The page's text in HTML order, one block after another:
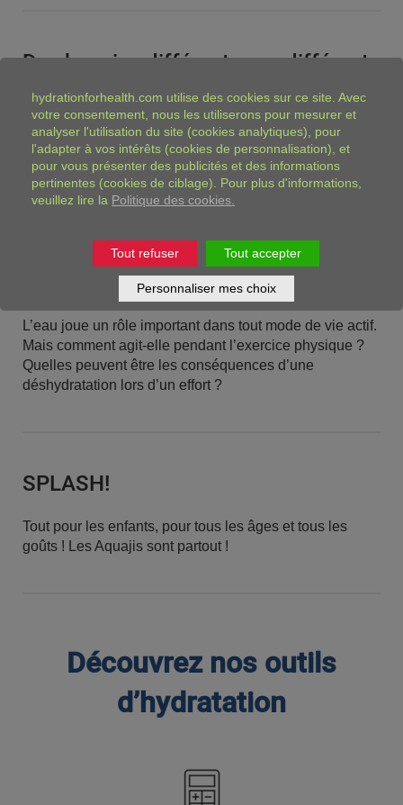
Des besoins différents aux différents
stades de la vie
Les besoins en eau évoluent avec le temps, alors quelle
quantité d’eau nous faut-il à chaque étape de notre vie ?
Hydratation saine et activités
physiques
L’eau joue un rôle important dans tout mode de vie actif.
Mais comment agit-elle pendant l’exercice physique ?
Quelles peuvent être les conséquences d’une
déshydratation lors d’un effort ?
SPLASH!
Tout pour les enfants, pour tous les âges et tous les
goûts ! Les Aquajis sont partout !
Découvrez nos outils
d’hydratation
hydrationforhealth.com utilise des cookies sur ce site. Avec
votre consentement, nous les utiliserons pour mesurer et
analyser l'utilisation du site (cookies analytiques), pour
l'adapter à vos intérêts (cookies de personnalisation), et
pour vous présenter des publicités et des informations
pertinentes (cookies de ciblage). Pour plus d'informations,
veuillez lire la Politique des cookies.
Tout refuser Tout accepter
Personnaliser mes choix